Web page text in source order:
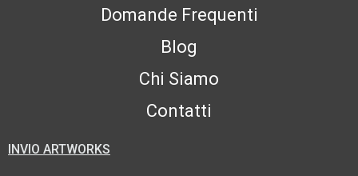
Domande Frequenti
Blog
Chi Siamo
Contatti
INVIO ARTWORKS